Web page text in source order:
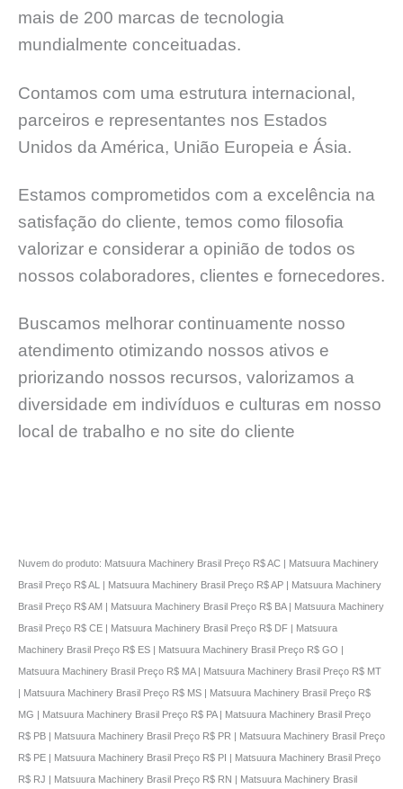
mais de 200 marcas de tecnologia
mundialmente conceituadas.
Contamos com uma estrutura internacional,
parceiros e representantes nos Estados
Unidos da América, União Europeia e Ásia.
Estamos comprometidos com a excelência na
satisfação do cliente, temos como filosofia
valorizar e considerar a opinião de todos os
nossos colaboradores, clientes e fornecedores.
Buscamos melhorar continuamente nosso
atendimento otimizando nossos ativos e
priorizando nossos recursos, valorizamos a
diversidade em indivíduos e culturas em nosso
local de trabalho e no site do cliente
Nuvem do produto: Matsuura Machinery Brasil Preço R$ AC | Matsuura Machinery
Brasil Preço R$ AL | Matsuura Machinery Brasil Preço R$ AP | Matsuura Machinery
Brasil Preço R$ AM | Matsuura Machinery Brasil Preço R$ BA | Matsuura Machinery
Brasil Preço R$ CE | Matsuura Machinery Brasil Preço R$ DF | Matsuura
Machinery Brasil Preço R$ ES | Matsuura Machinery Brasil Preço R$ GO |
Matsuura Machinery Brasil Preço R$ MA | Matsuura Machinery Brasil Preço R$ MT
| Matsuura Machinery Brasil Preço R$ MS | Matsuura Machinery Brasil Preço R$
MG | Matsuura Machinery Brasil Preço R$ PA | Matsuura Machinery Brasil Preço
R$ PB | Matsuura Machinery Brasil Preço R$ PR | Matsuura Machinery Brasil Preço
R$ PE | Matsuura Machinery Brasil Preço R$ PI | Matsuura Machinery Brasil Preço
R$ RJ | Matsuura Machinery Brasil Preço R$ RN | Matsuura Machinery Brasil